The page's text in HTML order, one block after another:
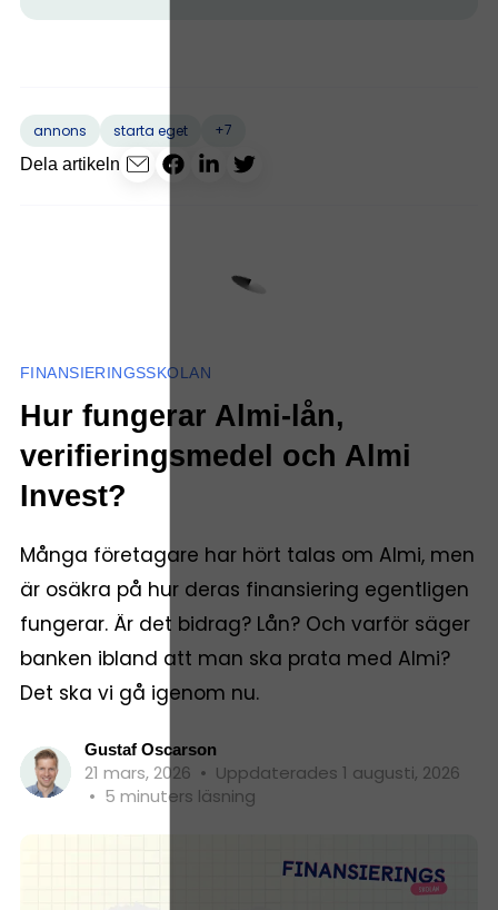
annons starta eget
+7
Dela artikeln
FINANSIERINGSSKOLAN
Hur fungerar Almi-lån,
verifieringsmedel och Almi
Invest?
Många företagare har hört talas om Almi, men
är osäkra på hur deras finansiering egentligen
fungerar. Är det bidrag? Lån? Och varför säger
banken ibland att man ska prata med Almi?
Det ska vi gå igenom nu.
Gustaf Oscarson
21 mars, 2026 • Uppdaterades 1 augusti, 2026
• 5 minuters läsning